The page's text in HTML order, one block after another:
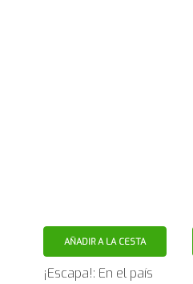
AÑADIR A LA CESTA
¡Escapa!: En el país